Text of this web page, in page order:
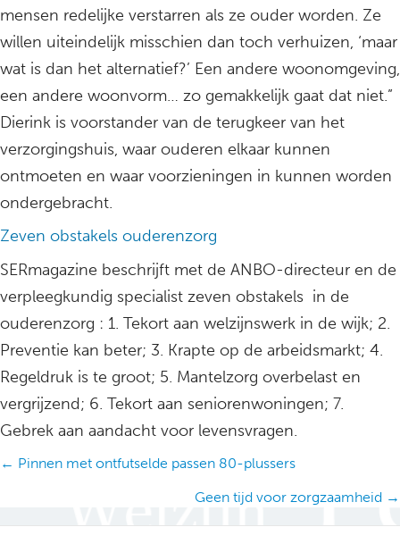
mensen redelijke verstarren als ze ouder worden. Ze
willen uiteindelijk misschien dan toch verhuizen, ‘maar
wat is dan het alternatief?’ Een andere woonomgeving,
een andere woonvorm… zo gemakkelijk gaat dat niet.”
Dierink is voorstander van de terugkeer van het
verzorgingshuis, waar ouderen elkaar kunnen
ontmoeten en waar voorzieningen in kunnen worden
ondergebracht.
Zeven obstakels ouderenzorg
SERmagazine beschrijft met de ANBO-directeur en de
verpleegkundig specialist zeven obstakels in de
ouderenzorg : 1. Tekort aan welzijnswerk in de wijk; 2.
Preventie kan beter; 3. Krapte op de arbeidsmarkt; 4.
Regeldruk is te groot; 5. Mantelzorg overbelast en
vergrijzend; 6. Tekort aan seniorenwoningen; 7.
Gebrek aan aandacht voor levensvragen.
Posts
← Pinnen met ontfutselde passen 80-plussers
Geen tijd voor zorgzaamheid →